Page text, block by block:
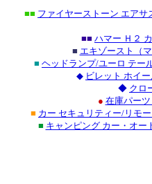
■■ ファイヤーストーン エア
■■ ハマー Ｈ２
■ エキゾースト（
■ ヘッドランプ/ユーロ テー
◆ ビレット ホイ
◆ クロ
● 在庫パー
■ カー セキュリティー/リモ
■ キャンピング カー・オー